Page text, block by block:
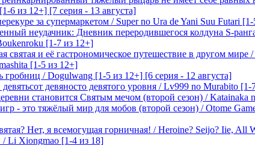
6 из 12+] [7 серия - 13 августа]
за супермаркетом / Super no Ura de Yani Suu Futari
неудачник: Дневник переродившегося колдуна S-
[1-7 из 12+]
святая и её гастрономическое путешествие в другом
[1-5 из 12+]
гробниц / Dogulwang [1-5 из 12+] [6 серия - 12 августа]
девяносто девятого уровня / Lv999 no Murabito [1-
становится Святым мечом (второй сезон) / Katainaka
- это тяжёлый мир для мобов (второй сезон) / Otome
Нет, я всемогущая горничная! / Heroine? Seijo? Iie, All
Li Xiongmao [1-4 из 18]